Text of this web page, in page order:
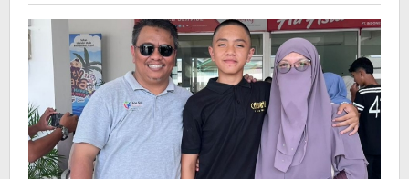
Taruna
Nusantara
Ingin
Masuk
Akmil